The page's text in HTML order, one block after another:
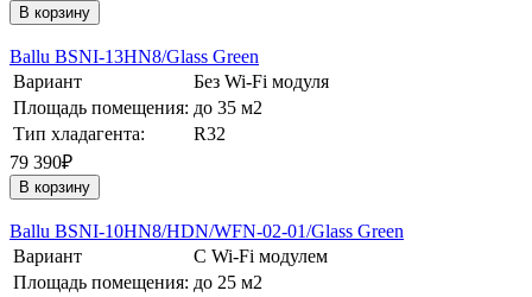
В корзину
Ballu BSNI-13HN8/Glass Green
Вариант
Без Wi-Fi модуля
Площадь помещения: до 35 м2
Тип хладагента:
R32
79 390₽
В корзину
Ballu BSNI-10HN8/HDN/WFN-02-01/Glass Green
Вариант
С Wi-Fi модулем
Площадь помещения: до 25 м2